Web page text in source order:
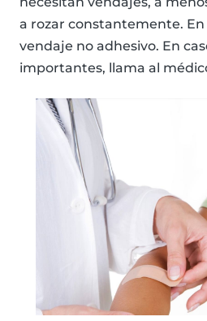
a rozar constantemente. En
vendaje no adhesivo. En
importantes, llama al